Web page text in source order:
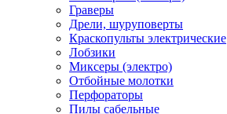
Граверы
Дрели, шуруповерты
Краскопульты электрические
Лобзики
Миксеры (электро)
Отбойные молотки
Перфораторы
Пилы сабельные